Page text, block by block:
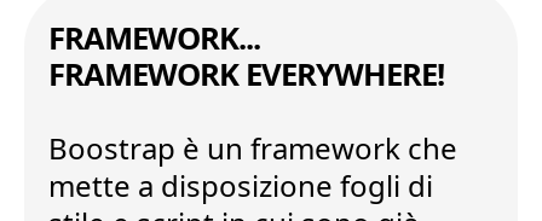
FRAMEWORK...
FRAMEWORK EVERYWHERE!
Boostrap è un framework che
mette a disposizione fogli di